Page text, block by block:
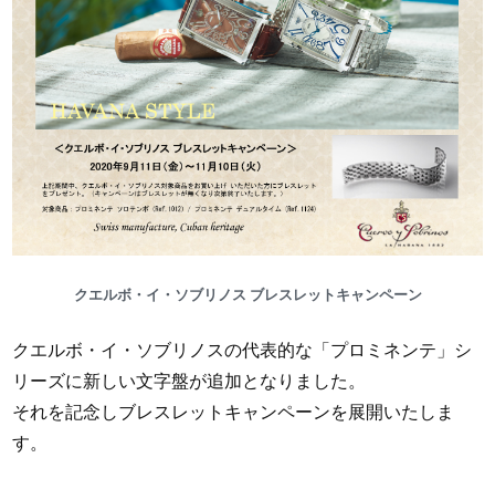
クエルボ・イ・ソブリノス ブレスレットキャンペーン
クエルボ・イ・ソブリノスの代表的な「プロミネンテ」シ
リーズに新しい文字盤が追加となりました。
それを記念しブレスレットキャンペーンを展開いたしま
す。